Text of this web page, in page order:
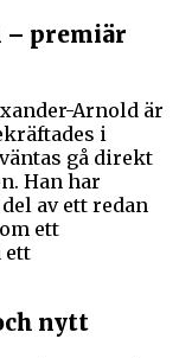
– premiär
Arnold är
i
gå direkt
Han har
av ett redan
ett
ett
nytt